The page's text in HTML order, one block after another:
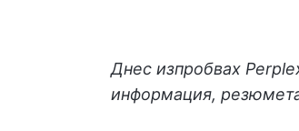
Днес изпробвах
информация, резюмета